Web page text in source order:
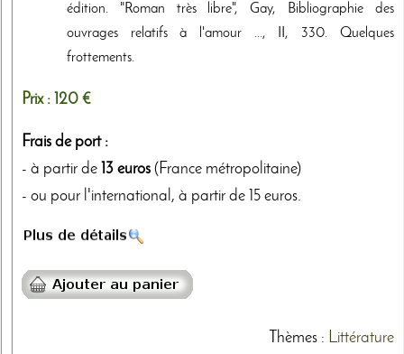
édition. "Roman très libre", Gay, Bibliographie des
ouvrages relatifs à l'amour ..., II, 330. Quelques
frottements.
Prix : 120 €
Frais de port :
- à partir de 13 euros (France métropolitaine)
- ou pour l'international, à partir de 15 euros.
Thèmes: Littérature